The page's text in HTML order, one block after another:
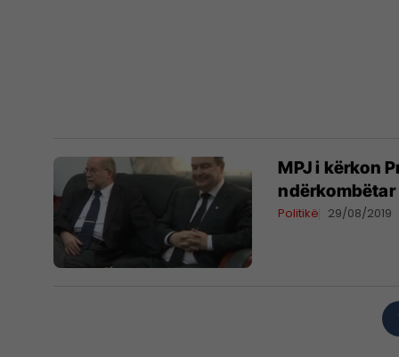
MPJ i kërkon
Politikë 29/08/2019